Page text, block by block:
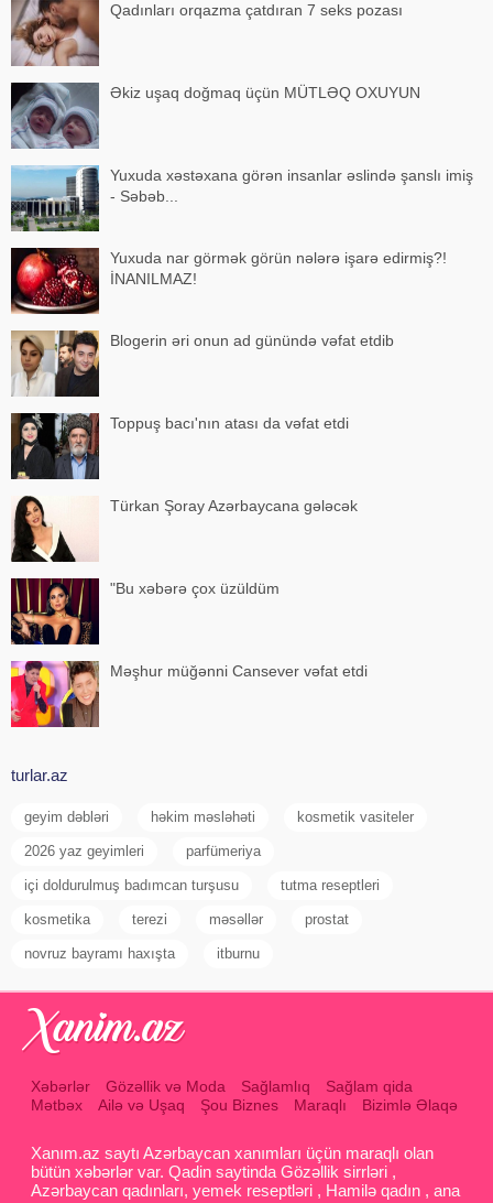
Qadınları orqazma çatdıran 7 seks pozası
Əkiz uşaq doğmaq üçün MÜTLƏQ OXUYUN
Yuxuda xəstəxana görən insanlar əslində şanslı imiş
- Səbəb...
Yuxuda nar görmək görün nələrə işarə edirmiş?!
İNANILMAZ!
Blogerin əri onun ad günündə vəfat etdib
Toppuş bacı'nın atası da vəfat etdi
Türkan Şoray Azərbaycana gələcək
"Bu xəbərə çox üzüldüm
Məşhur müğənni Cansever vəfat etdi
turlar.az
geyim dəbləri həkim məsləhəti kosmetik vasiteler
2026 yaz geyimleri parfümeriya
içi doldurulmuş badımcan turşusu tutma reseptleri
kosmetika terezi məsəllər prostat
novruz bayramı haxışta itburnu
Xəbərlər Gözəllik və Moda Sağlamlıq
Sağlam qida
Mətbəx
Ailə və Uşaq Şou Biznes Maraqlı Bizimlə Əlaqə
Xanım.az saytı Azərbaycan xanımları üçün maraqlı olan
bütün xəbərlər var. Qadin saytinda Gözəllik sirrləri ,
Azərbaycan qadınları, yemek reseptləri , Hamilə qadın , ana